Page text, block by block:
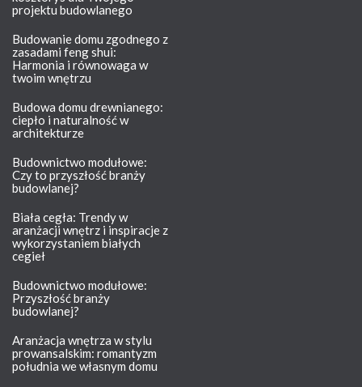
projektu budowlanego
Budowanie domu zgodnego z
zasadami feng shui:
Harmonia i równowaga w
twoim wnętrzu
Budowa domu drewnianego:
ciepło i naturalność w
architekturze
Budownictwo modułowe:
Czy to przyszłość branży
budowlanej?
Biała cegła: Trendy w
aranżacji wnętrz i inspiracje z
wykorzystaniem białych
cegieł
Budownictwo modułowe:
Przyszłość branży
budowlanej?
Aranżacja wnętrza w stylu
prowansalskim: romantyzm
południa we własnym domu